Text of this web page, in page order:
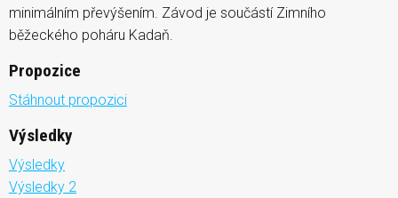
minimálním převýšením. Závod je součástí Zimního
běžeckého poháru Kadaň.
Propozice
Stáhnout propozici
Výsledky
Výsledky
Výsledky 2